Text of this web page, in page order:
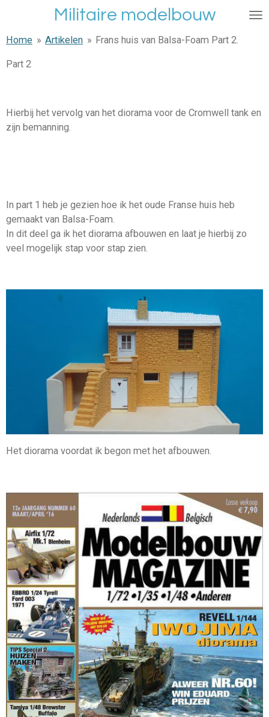
naar
hoofdinhoud
Militaire modelbouw
Home » Artikelen » Frans huis van Balsa-Foam Part 2.
Part 2
Hierbij het vervolg van het diorama voor de Cromwell tank en
zijn bemanning.
In part 1 heb je gezien hoe ik het oude Franse huis heb
gemaakt van Balsa-Foam.
In dit deel ga ik het diorama afbouwen en laat je hierbij zo
veel mogelijk stap voor stap zien.
Het diorama voordat ik begon met het afbouwen.